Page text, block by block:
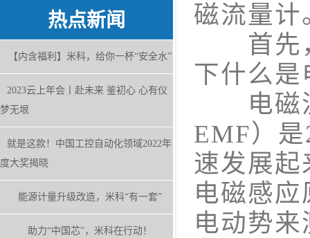
热点新闻
【内含福利】米科，给你一杯“安全水”
2023云上年会丨赴未来 鉴初心 心有仪
梦无垠
就是这款！中国工控自动化领域2022年
度大奖揭晓
能源计量升级改造，米科“有一套”
助力“中国芯”，米科在行动！
磁流量计
首先，
下什么
电磁流
EMF）
速发展起
电磁感
电动势